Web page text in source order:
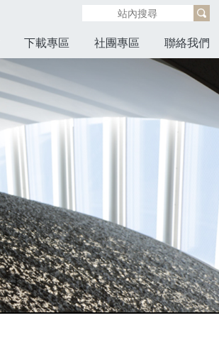
下載專區 社團專區 聯絡我們